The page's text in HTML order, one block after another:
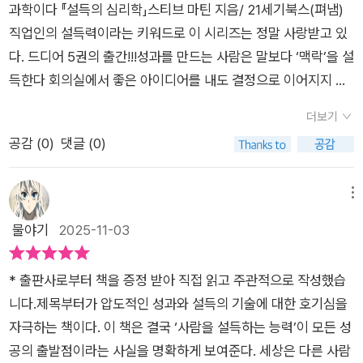
는 사람을 상대하는 일을 하고 있고 그런 와중에 상대방을 설득해
야 하는 경우는 당연히 존재하고 있기 때문이다. 특히 책의 초반
에 흘러나오는 증거, 경제적 유인책, 감정은 분명 내가 설득에서
필요하지만 어떤 정의를 내리지 못하는 것이었는데 이 책에서 정
확히 짚어준 부분이 있다. 우리는 어떤 증거에 의해서 설득을 당
하거나, 혹은 가격적인(경제적인) 측면에 의해서 설득을 당하고
른 이유에 의해서 설득이 되는 경우가 있는가? 나는 아니라고 본
다. 그러한 예시를 하나씩 보면 재미난 결과가 나오기도 한다.키
가 커 보이고 싶으면 어떻게 해야 할까?키높이 신발을 신어도 되
고 극단적으로 수술을 해서 키를 늘리는 방법도 있다. 하지만 가
장 간단한 것은 키 작은 사람들 사이에 서 있으면 된다. 아, 그래
서 많은 사람들이 친구를 비슷한 수준에서 만나는 이유가 그런 이
유였나?(그래서 여사친이 소개해주는 여자는 대부분 여사친 보
다 외모가 떨어졌던가?) 우리는 본능적으로 비교를 한다. 당장 어
과학이다 『설득의 심리학」스티브 마틴 지음/ 21세기북스(펴냄)
직업인의 설득력이라는 키워드로 이 시리즈는 정말 사랑받고 있
다. 드디어 5권의 출간!!!성과를 만드는 사람은 말보다 ‘맥락’을 설
득한다 회의실에서 좋은 아이디어를 내도 결정으로 이어지지 않
직일 수 없기 때문이라고 한다. 논리의 시대, 논리력이 제일 중요
한 덕목이라 생각했던 내겐 충격적인 결과다.책을 읽으며 설득이
란 단순히 말을 잘하거나 논리를 세우는 일이 아니라는 것을 알게
되었다. 상대의 심리적 동기를 읽고 행동의 맥락을 설계하는 일이
먼저라는 것을 깨달았다.업무를 하다 보면 누구나 기획을 하게 된
다. 새로운 프로젝트 제안서를 들고 상사 앞에 섰던 적이 있다. 시
당신의 동료나 상사는 NO라고 말한다. 이유가 뭘까.... 그들은 논
리 너머 관계의 맥락을 본 것이다. 내 아이디어가 아무리 좋아도
관계에 악영향을 주면 안 된다는 얘기다.내 제안은 상대방이 주변
더보기
공감 (0) 댓글 (0)
물야기 2025-11-03
* 출판사로부터 책을 증정 받아 직접 읽고 주관적으로 작성했습
니다.​제목부터가 압도적인 성과와 설득의 기술에 대한 호기심을
자극하는 책이다. 이 책은 결국 ‘사람을 설득하는 능력’이 모든 성
공의 출발점이라는 사실을 명확하게 보여준다. 세상은 다른 사람